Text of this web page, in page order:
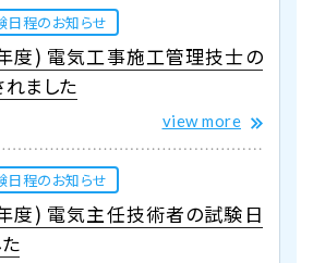
日程のお知らせ
度) 電気工事施工管理技士の
ました
view more
日程のお知らせ
度) 電気主任技術者の試験日